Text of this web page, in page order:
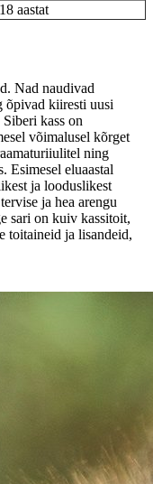
aastat
Nad naudivad
õpivad kiiresti uusi
kass on
võimalusel kõrget
ning
Esimesel eluaastal
ja looduslikest
ja hea arengu
sari on kuiv kassitoit,
toitaineid ja lisandeid,